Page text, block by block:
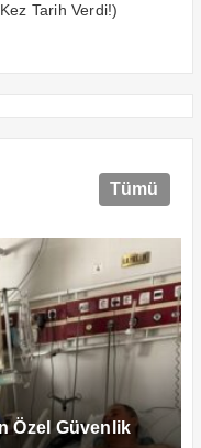
Tarih Verdi!)
Tümü
Özel Güvenlik